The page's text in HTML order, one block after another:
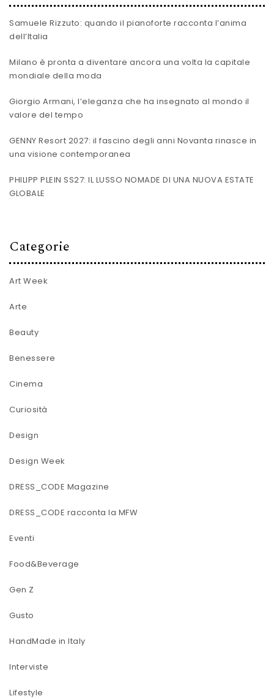
Samuele Rizzuto: quando il pianoforte racconta l’anima
dell’Italia
Milano è pronta a diventare ancora una volta la capitale
mondiale della moda
Giorgio Armani, l’eleganza che ha insegnato al mondo il
valore del tempo
GENNY Resort 2027: il fascino degli anni Novanta rinasce in
una visione contemporanea
PHILIPP PLEIN SS27: IL LUSSO NOMADE DI UNA NUOVA ESTATE
GLOBALE
Categorie
Art Week
Arte
Beauty
Benessere
Cinema
Curiosità
Design
Design Week
DRESS_CODE Magazine
DRESS_CODE racconta la MFW
Eventi
Food&Beverage
Gen Z
Gusto
HandMade in Italy
Interviste
Lifestyle